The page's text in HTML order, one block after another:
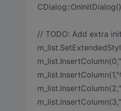
// TODO: Add extra
m_list.InsertColumn(0,"
m_list.InsertColumn(1,"